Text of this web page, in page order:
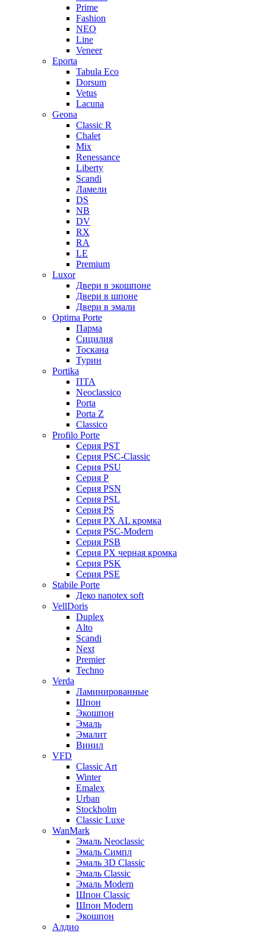
Prime
Fashion
NEO
Line
Veneer
Eporta
Tabula Eco
Dorsum
Vetus
Lacuna
Geona
Classic R
Chalet
Mix
Renessance
Liberty
Scandi
Ламели
DS
NB
DV
RX
RA
LE
Premium
Luxor
Двери в экошпоне
Двери в шпоне
Двери в эмали
Optima Porte
Парма
Сицилия
Тоскана
Турин
Portika
ПТА
Neoclassico
Porta
Porta Z
Classico
Profilo Porte
Серия PST
Серия PSC-Classic
Серия PSU
Серия P
Серия PSN
Серия PSL
Серия PS
Серия PX AL кромка
Серия PSC-Modern
Серия PSB
Серия PX черная кромка
Серия PSK
Серия PSE
Stabile Porte
Деко nanotex soft
VellDoris
Duplex
Alto
Scandi
Next
Premier
Techno
Verda
Ламинированные
Шпон
Экошпон
Эмаль
Эмалит
Винил
VFD
Classic Art
Winter
Emalex
Urban
Stockholm
Classic Luxe
WanMark
Эмаль Neoclassic
Эмаль Симпл
Эмаль 3D Classic
Эмаль Classic
Эмаль Modern
Шпон Classic
Шпон Modern
Экошпон
Алдио